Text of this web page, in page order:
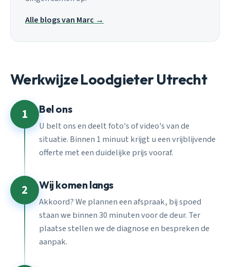
Alle blogs van Marc →
Werkwijze Loodgieter Utrecht
1 Bel ons
U belt ons en deelt foto's of video's van de
situatie. Binnen 1 minuut krijgt u een vrijblijvende
offerte met een duidelijke prijs vooraf.
2 Wij komen langs
Akkoord? We plannen een afspraak, bij spoed
staan we binnen 30 minuten voor de deur. Ter
plaatse stellen we de diagnose en bespreken de
aanpak.